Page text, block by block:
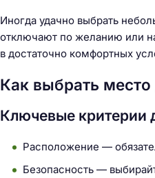
Иногда удачно выбрать
отключают по желанию или
в достаточно комфортных
Как выбрать место
Ключевые критерии
Расположение —
Безопасность —